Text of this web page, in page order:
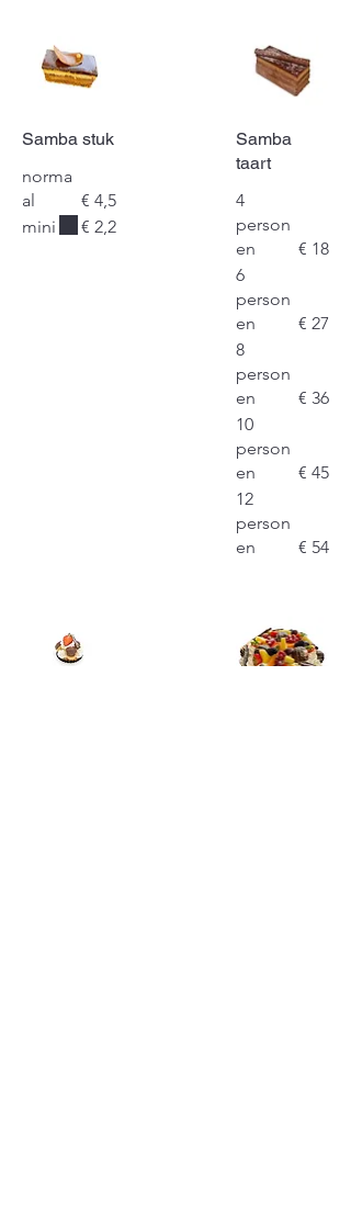
Samba stuk
norma
al
€ 4,5
mini
€ 2,2
Samba
taart
4
person
en
€ 18
6
person
en
€ 27
8
person
en
€ 36
10
person
en
€ 45
12
person
en
€ 54